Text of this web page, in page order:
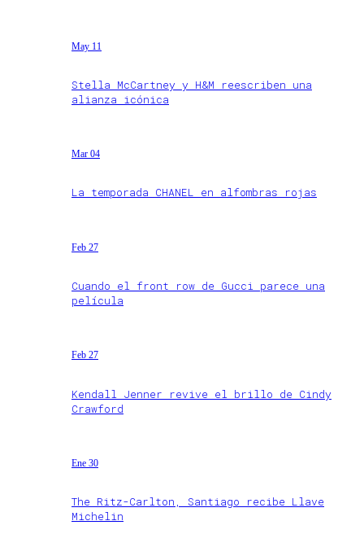
May 11
Stella McCartney y H&M reescriben una
alianza icónica
Mar 04
La temporada CHANEL en alfombras rojas
Feb 27
Cuando el front row de Gucci parece una
película
Feb 27
Kendall Jenner revive el brillo de Cindy
Crawford
Ene 30
The Ritz-Carlton, Santiago recibe Llave
Michelin